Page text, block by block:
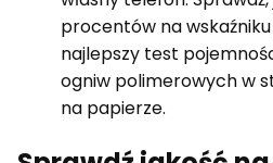
procentów na
najlepszy test
ogniw polimerowych w
na papierze.